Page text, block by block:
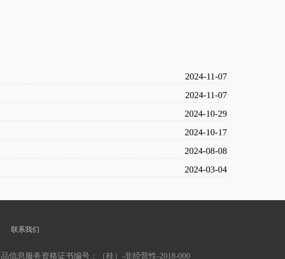
2024-11-07
2024-11-07
2024-10-29
2024-10-17
2024-08-08
2024-03-04
联系我们
信息服务资格证书编号：（桂）-非经营性-2018-000